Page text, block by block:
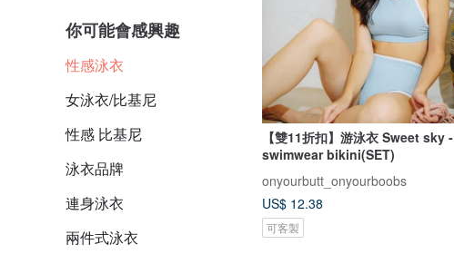
你可能會感興趣
性感泳衣
女泳衣/比基尼
性感 比基尼
泳衣品牌
連身泳衣
兩件式泳衣
【雙11折扣】游泳衣 Sweet sky -
swimwear bikini(SET)
onyourbutt_onyourboobs
US$ 12.38
可客製